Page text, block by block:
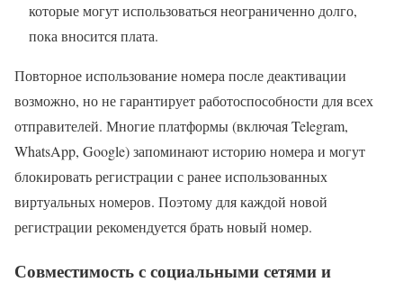
которые могут использоваться неограниченно долго,
пока вносится плата.
Повторное использование номера после деактивации
возможно, но не гарантирует работоспособности для всех
отправителей. Многие платформы (включая Telegram,
WhatsApp, Google) запоминают историю номера и могут
блокировать регистрации с ранее использованных
виртуальных номеров. Поэтому для каждой новой
регистрации рекомендуется брать новый номер.
Совместимость с социальными сетями и